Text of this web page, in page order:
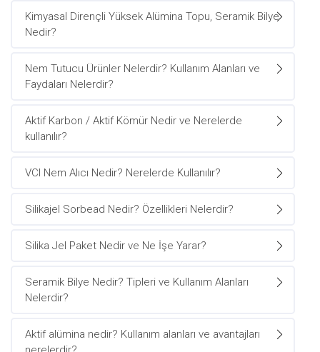
Kimyasal Dirençli Yüksek Alümina Topu, Seramik Bilye
Nedir?
Nem Tutucu Ürünler Nelerdir? Kullanım Alanları ve
Faydaları Nelerdir?
Aktif Karbon / Aktif Kömür Nedir ve Nerelerde
kullanılır?
VCI Nem Alıcı Nedir? Nerelerde Kullanılır?
Silikajel Sorbead Nedir? Özellikleri Nelerdir?
Silika Jel Paket Nedir ve Ne İşe Yarar?
Seramik Bilye Nedir? Tipleri ve Kullanım Alanları
Nelerdir?
Aktif alümina nedir? Kullanım alanları ve avantajları